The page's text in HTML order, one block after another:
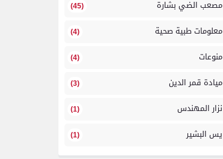
مصعب الضي بشارة (45)
معلومات طبية صحية (4)
منوعات (4)
ميادة قمر الدين (3)
نزار المهندس (1)
يس البشير (1)